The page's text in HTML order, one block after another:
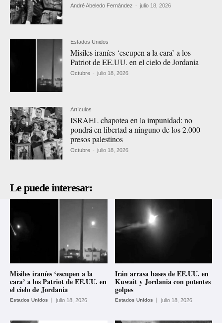
André Abeledo Fernández - julio 18, 2026
Estados Unidos
Misiles iraníes ‘escupen a la cara’ a los
Patriot de EE.UU. en el cielo de Jordania
Octubre - julio 18, 2026
Artículos
ISRAEL chapotea en la impunidad: no
pondrá en libertad a ninguno de los 2.000
presos palestinos
Octubre - julio 18, 2026
Le puede interesar:
Misiles iraníes ‘escupen a la
cara’ a los Patriot de EE.UU. en
el cielo de Jordania
Estados Unidos julio 18, 2026
Irán arrasa bases de EE.UU. en
Kuwait y Jordania con potentes
golpes
Estados Unidos julio 18, 2026